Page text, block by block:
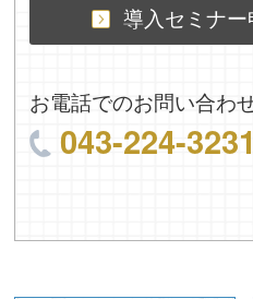
導入セミナ
お電話でのお問い合わ
043-224-3231